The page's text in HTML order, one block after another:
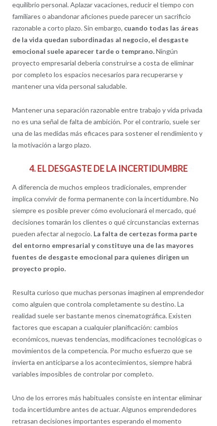
equilibrio personal. Aplazar vacaciones, reducir el tiempo con
familiares o abandonar aficiones puede parecer un sacrificio
razonable a corto plazo. Sin embargo, cuando todas las áreas
de la vida quedan subordinadas al negocio, el desgaste
emocional suele aparecer tarde o temprano.Ningún
proyecto empresarial debería construirse a costa de eliminar
por completo los espacios necesarios para recuperarse y
mantener una vida personal saludable.
Mantener una separación razonable entre trabajo y vida privada
no es una señal de falta de ambición. Por el contrario, suele ser
una de las medidas más eficaces para sostener el rendimiento y
la motivación a largo plazo.
4. EL DESGASTE DE LA INCERTIDUMBRE
A diferencia de muchos empleos tradicionales, emprender
implica convivir de forma permanente con la incertidumbre. No
siempre es posible prever cómo evolucionará el mercado, qué
decisiones tomarán los clientes o qué circunstancias externas
pueden afectar al negocio. La falta de certezas forma parte
del entorno empresarial y constituye una de las mayores
fuentes de desgaste emocional para quienes dirigen un
proyecto propio.
Resulta curioso que muchas personas imaginen al emprendedor
como alguien que controla completamente su destino. La
realidad suele ser bastante menos cinematográfica. Existen
factores que escapan a cualquier planificación: cambios
económicos, nuevas tendencias, modificaciones tecnológicas o
movimientos de la competencia. Por mucho esfuerzo que se
invierta en anticiparse a los acontecimientos, siempre habrá
variables imposibles de controlar por completo.
Uno de los errores más habituales consiste en intentar eliminar
toda incertidumbre antes de actuar. Algunos emprendedores
retrasan decisiones importantes esperando el momento